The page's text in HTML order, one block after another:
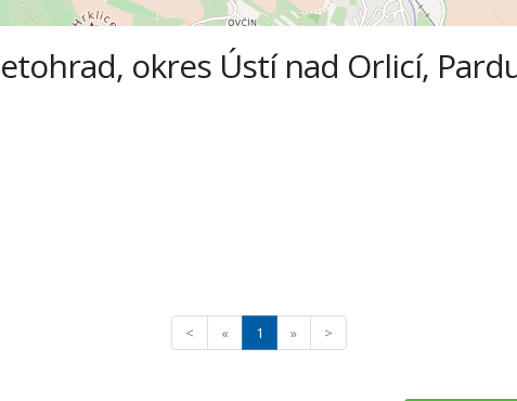
okres Ústí nad Orlicí,
< « 1 » >